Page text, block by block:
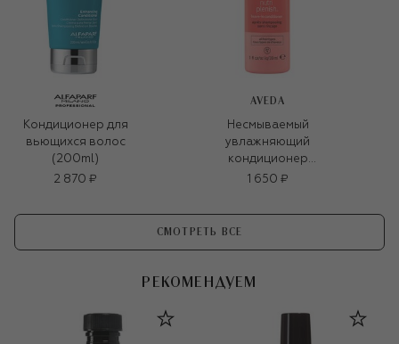
Кондиционер для
вьющихся волос
(200ml)
2 870 ₽
AVEDA
Несмываемый
увлажняющий
кондиционер
Nutriplenish (30ml)
1 650 ₽
СМОТРЕТЬ ВСЕ
РЕКОМЕНДУЕМ